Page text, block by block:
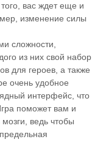
вас ждет еще и
изменение силы
сложности,
из них свой набор
для героев, а также
очень удобное
интерфейс, что
поможет вам и
ведь чтобы